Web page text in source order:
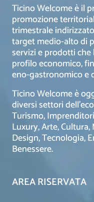
Ticino Welcome è il
promozione
trimestrale
target medio-alto di
servizi e prodotti
profilo economico,
eno-gastronomico e
Ticino Welcome è
diversi settori
Turismo,
Luxury, Arte,
Design, Tecnologia,
Benessere.
AREA RISERVATA